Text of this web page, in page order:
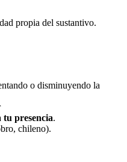
propia del sustantivo.
o disminuyendo la
tu presencia.
chileno).